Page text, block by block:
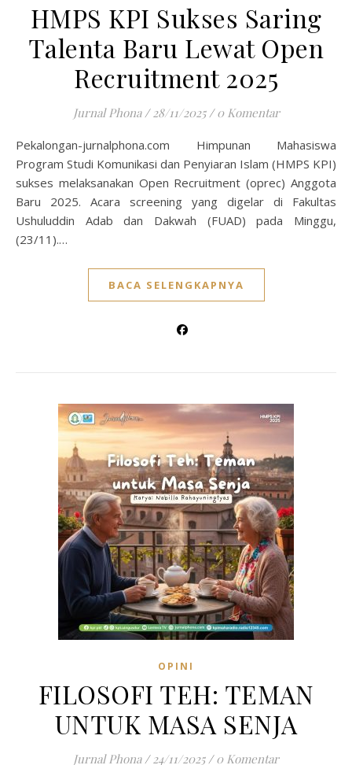
HMPS KPI Sukses Saring
Talenta Baru Lewat Open
Recruitment 2025
Jurnal Phona / 28/11/2025 / 0 Komentar
Pekalongan-jurnalphona.com Himpunan Mahasiswa
Program Studi Komunikasi dan Penyiaran Islam (HMPS KPI)
sukses melaksanakan Open Recruitment (oprec) Anggota
Baru 2025. Acara screening yang digelar di Fakultas
Ushuluddin Adab dan Dakwah (FUAD) pada Minggu,
(23/11).…
BACA SELENGKAPNYA
OPINI
FILOSOFI TEH: TEMAN
UNTUK MASA SENJA
Jurnal Phona / 24/11/2025 / 0 Komentar